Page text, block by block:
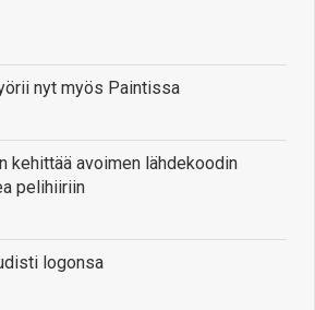
nyt myös Paintissa
kehittää avoimen lähdekoodin
pelihiiriin
logonsa